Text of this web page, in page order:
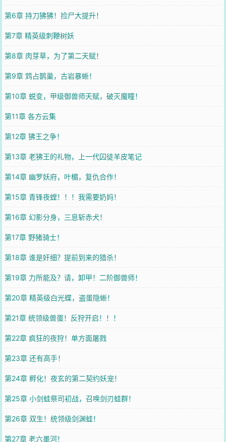
第6章 持刀狒狒！捡尸大提升！
第7章 精英级刺鞭树妖
第8章 肉芽草，为了第二天赋！
第9章 鸩占鹊巢，古岩暴蜥！
第10章 蜕变，甲级御兽师天赋，破灭魔瞳！
第11章 各方云集
第12章 狒王之争！
第13章 老狒王的礼物，上一代囚徒羊皮笔记
第14章 幽罗妖府，叶楣，复仇合作！
第15章 青锋夜螳！！！我需要奶妈！
第16章 幻影分身，三息斩赤犬！
第17章 野猪骑士！
第18章 谁是奸细？提前到来的猎杀！
第19章 力所能及？请，卸甲！二阶御兽师！
第20章 精英级白光蝶，盗蛋隐蜥！
第21章 统领级兽蛋！反狩开启！！！
第22章 疯狂的夜狩！单方面屠戮
第23章 还有高手！
第24章 孵化！夜玄的第二契约妖宠！
第25章 小剑蛙祭司初战，召唤剑刃蛙群！
第26章 双生！统领级剑渊蛙！
第27章 老六墨河！